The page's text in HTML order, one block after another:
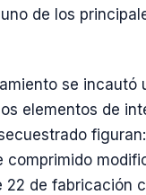
de los
se incautó
elementos de
figuran:
comprimido
22 de fabricación